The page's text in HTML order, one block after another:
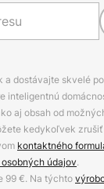
dostávajte skvelé
inteligentnú
aj obsah od
kedykoľvek
kontaktného
údajov.
99 €. Na týchto